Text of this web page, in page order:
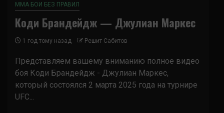
ММА БОИ БЕЗ ПРАВИЛ
Коди Брандейдж — Джулиан Маркес
1 год тому назад Решит Сабитов
Представляем вашему вниманию полное видео
боя Коди Брандейдж - Джулиан Маркес,
который состоялся 2 марта 2025 года на турнире
UFC...